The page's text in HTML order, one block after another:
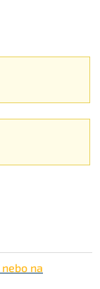
nebo na